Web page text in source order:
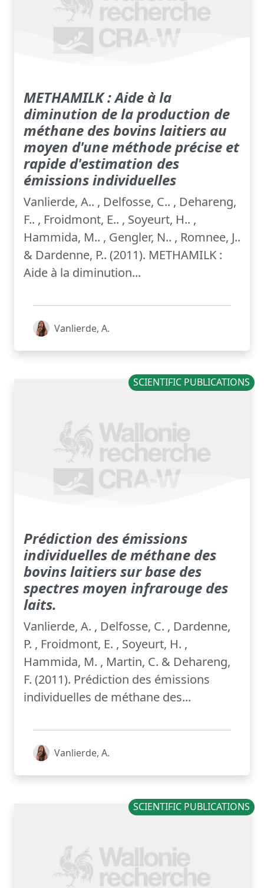
METHAMILK : Aide à la
diminution de la production de
méthane des bovins laitiers au
moyen d'une méthode précise et
rapide d'estimation des
émissions individuelles
Vanlierde, A.. , Delfosse, C.. , Dehareng,
F.. , Froidmont, E.. , Soyeurt, H.. ,
Hammida, M.. , Gengler, N.. , Romnee, J..
& Dardenne, P.. (2011). METHAMILK :
Aide à la diminution...
Vanlierde, A.
SCIENTIFIC PUBLICATIONS
Prédiction des émissions
individuelles de méthane des
bovins laitiers sur base des
spectres moyen infrarouge des
laits.
Vanlierde, A. , Delfosse, C. , Dardenne,
P. , Froidmont, E. , Soyeurt, H. ,
Hammida, M. , Martin, C. & Dehareng,
F. (2011). Prédiction des émissions
individuelles de méthane des...
Vanlierde, A.
SCIENTIFIC PUBLICATIONS